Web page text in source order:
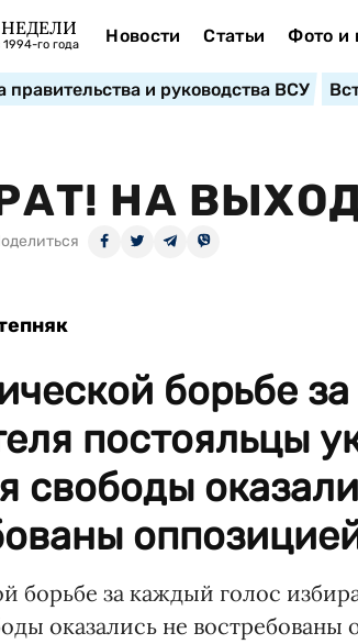
го года Новости Статьи Фото и
правительства и руководства ВСУ
НА
борьбе
постояльцы
свободы
борьбе за каждый голос
оказались не востребованы